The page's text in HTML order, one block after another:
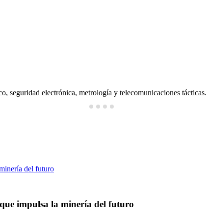
seguridad electrónica, metrología y telecomunicaciones tácticas.
impulsa la minería del futuro